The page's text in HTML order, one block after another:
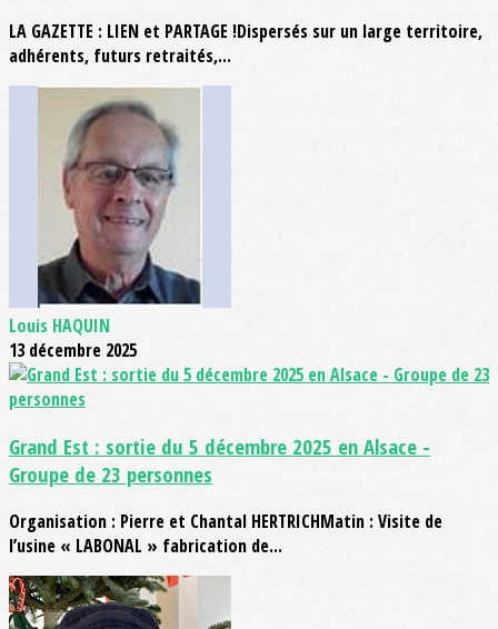
LA GAZETTE : LIEN et PARTAGE !Dispersés sur un large territoire,
adhérents, futurs retraités,...
Louis HAQUIN
13 décembre 2025
Grand Est : sortie du 5 décembre 2025 en Alsace -
Groupe de 23 personnes
Organisation : Pierre et Chantal HERTRICHMatin : Visite de
l’usine « LABONAL » fabrication de...